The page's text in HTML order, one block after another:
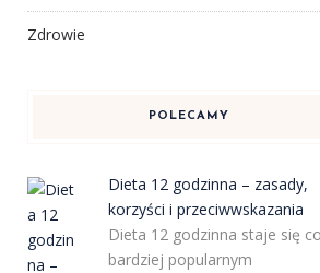
Zdrowie
POLECAMY
Dieta 12 godzinna – zasady,
korzyści i przeciwwskazania
Dieta 12 godzinna staje się
bardziej popularnym